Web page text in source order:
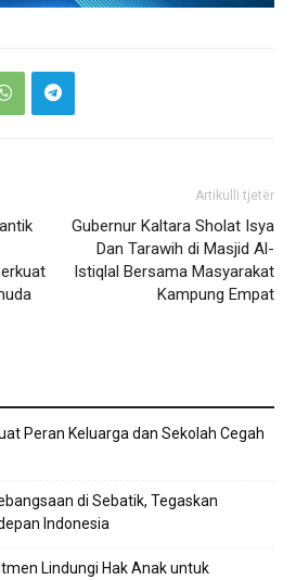
Artikulli tjetër
Gubernur Kaltara Sholat Isya
Dan Tarawih di Masjid Al-
Istiqlal Bersama Masyarakat
Kampung Empat
Peran Keluarga dan Sekolah Cegah
di Sebatik, Tegaskan
Indonesia
Lindungi Hak Anak untuk